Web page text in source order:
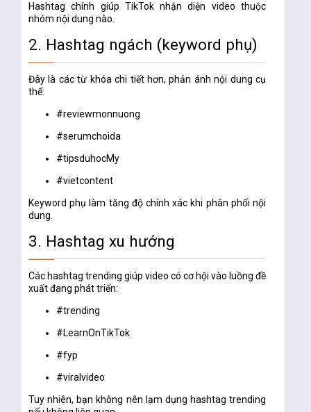
Hashtag chính giúp TikTok nhận diện video thuộc
nhóm nội dung nào.
2. Hashtag ngách (keyword phụ)
Đây là các từ khóa chi tiết hơn, phản ánh nội dung cụ
thể:
#reviewmonnuong
#serumchoida
#tipsduhocMy
#vietcontent
Keyword phụ làm tăng độ chính xác khi phân phối nội
dung.
3. Hashtag xu hướng
Các hashtag trending giúp video có cơ hội vào luồng đề
xuất đang phát triển:
#trending
#LearnOnTikTok
#fyp
#viralvideo
Tuy nhiên, bạn không nên lạm dụng hashtag trending